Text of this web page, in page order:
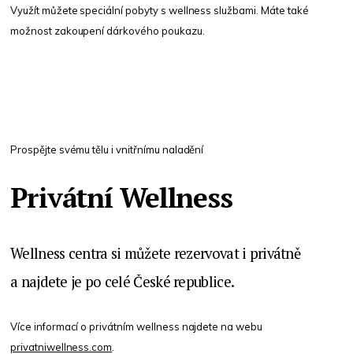
Využít můžete speciální pobyty s wellness službami. Máte také
možnost zakoupení dárkového poukazu.
Prospějte svému tělu i vnitřnímu naladění
Privátní Wellness
Wellness centra si můžete rezervovat i privátně
a najdete je po celé České republice.
Více informací o privátním wellness najdete na webu
privatniwellness.com